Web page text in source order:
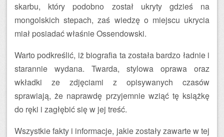
skarbu, który podobno został ukryty gdzieś na
mongolskich stepach, zaś wiedzę o miejscu ukrycia
miał posiadać właśnie Ossendowski.
Warto podkreślić, iż biografia ta została bardzo ładnie i
starannie wydana. Twarda, stylowa oprawa oraz
wkładki ze zdjęciami z opisywanych czasów
sprawiają, że naprawdę przyjemnie wziąć tę książkę
do ręki i zagłębić się w jej treść.
Wszystkie fakty i informacje, jakie zostały zawarte w tej